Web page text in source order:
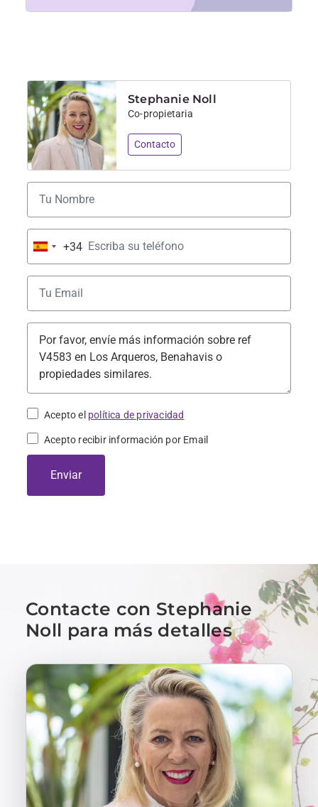
Stephanie Noll
Co-propietaria
Contacto
Spain+34
Acepto el política de privacidad
Acepto recibir información por Email
Enviar
Contacte con Stephanie
Noll para más detalles